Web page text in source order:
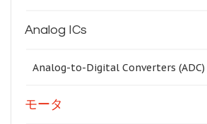
Analog ICs
Analog-to-Digital Converters (ADC)
モータ